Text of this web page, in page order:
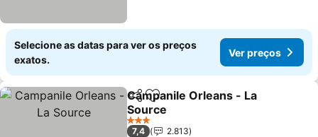
Selecione as datas para ver os preços
exatos.
Ver preços
PartilharAdicionar aos favoritos
Campanile Orleans - La
Source
3 Estrelas
7,4
2.813